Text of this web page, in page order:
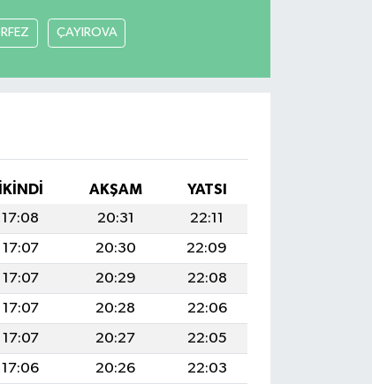
ÇAYIROVA
İKINDI AKŞAM
YATSI
17:08 20:31
22:11
17:07 20:30
22:09
17:07 20:29
22:08
17:07 20:28
22:06
17:07 20:27
22:05
17:06 20:26
22:03